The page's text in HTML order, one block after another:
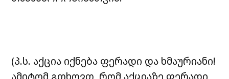
(პ.ს. აქცია იქნება ფერადი და ხმაურიანი!